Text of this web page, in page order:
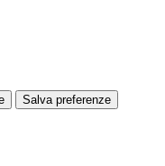
Salva preferenze